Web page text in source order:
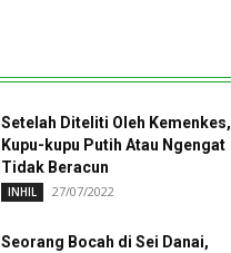
Setelah Diteliti Oleh Kemenkes,
Kupu-kupu Putih Atau Ngengat
Tidak Beracun
INHIL 27/07/2022
Seorang Bocah di Sei Danai,